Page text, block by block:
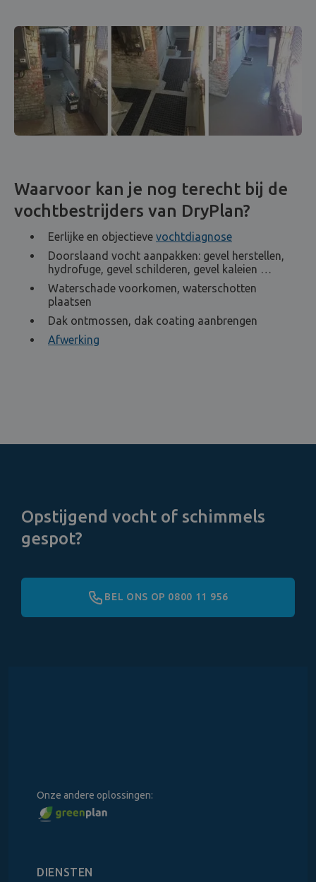
Waarvoor kan je nog terecht bij de
vochtbestrijders van DryPlan?
Eerlijke en objectieve vochtdiagnose
Doorslaand vocht aanpakken: gevel herstellen,
hydrofuge, gevel schilderen, gevel kaleien …
Waterschade voorkomen, waterschotten
plaatsen
Dak ontmossen, dak coating aanbrengen
Afwerking
Opstijgend vocht of schimmels
gespot?
BEL ONS OP 0800 11 956
Onze andere oplossingen:
DIENSTEN